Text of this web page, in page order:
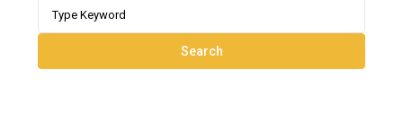
Search